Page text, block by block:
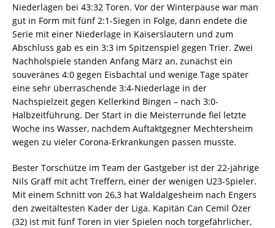
Niederlagen bei 43:32 Toren. Vor der Winterpause war man
gut in Form mit fünf 2:1-Siegen in Folge, dann endete die
Serie mit einer Niederlage in Kaiserslautern und zum
Abschluss gab es ein 3:3 im Spitzenspiel gegen Trier. Zwei
Nachholspiele standen Anfang März an, zunächst ein
souveränes 4:0 gegen Eisbachtal und wenige Tage später
eine sehr überraschende 3:4-Niederlage in der
Nachspielzeit gegen Kellerkind Bingen – nach 3:0-
Halbzeitführung. Der Start in die Meisterrunde fiel letzte
Woche ins Wasser, nachdem Auftaktgegner Mechtersheim
wegen zu vieler Corona-Erkrankungen passen musste.
Bester Torschütze im Team der Gastgeber ist der 22-jährige
Nils Gräff mit acht Treffern, einer der wenigen U23-Spieler.
Mit einem Schnitt von 26,3 hat Waldalgesheim nach Engers
den zweitältesten Kader der Liga. Kapitän Can Cemil Özer
(32) ist mit fünf Toren in vier Spielen noch torgefährlicher,